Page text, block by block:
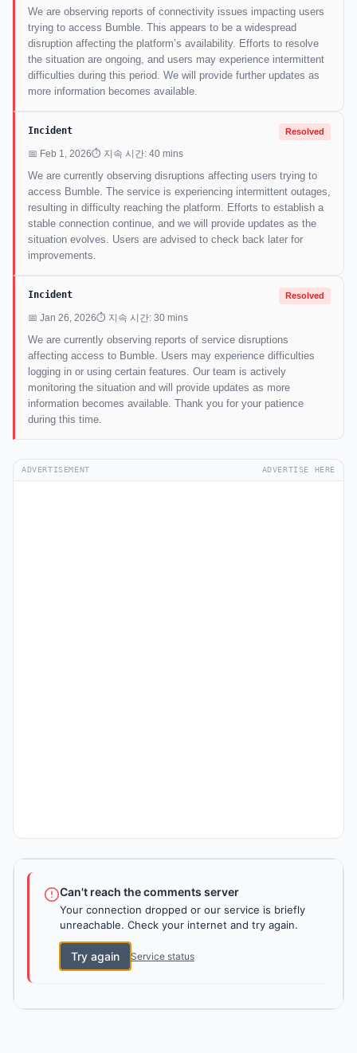
We are observing reports of connectivity issues impacting users
trying to access Bumble. This appears to be a widespread
disruption affecting the platform’s availability. Efforts to resolve
the situation are ongoing, and users may experience intermittent
difficulties during this period. We will provide further updates as
more information becomes available.
Incident Resolved
📅 Feb 1, 2026⏱ 지속 시간: 40 mins
We are currently observing disruptions affecting users trying to
access Bumble. The service is experiencing intermittent outages,
resulting in difficulty reaching the platform. Efforts to establish a
stable connection continue, and we will provide updates as the
situation evolves. Users are advised to check back later for
improvements.
Incident Resolved
📅 Jan 26, 2026⏱ 지속 시간: 30 mins
We are currently observing reports of service disruptions
affecting access to Bumble. Users may experience difficulties
logging in or using certain features. Our team is actively
monitoring the situation and will provide updates as more
information becomes available. Thank you for your patience
during this time.
ADVERTISEMENT ADVERTISE HERE
Can't reach the comments server
Your connection dropped or our service is briefly
unreachable. Check your internet and try again.
Try again Service status